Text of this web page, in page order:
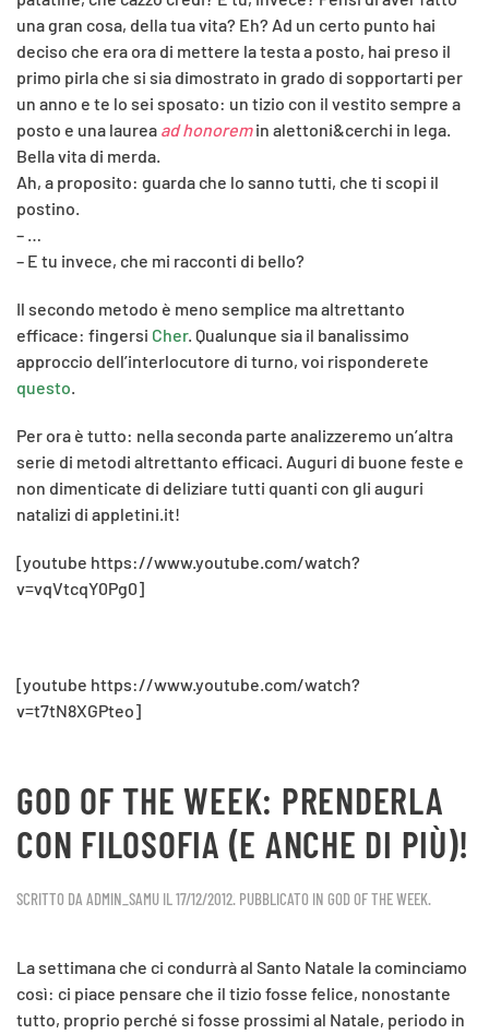
una gran cosa, della tua vita? Eh? Ad un certo punto hai
deciso che era ora di mettere la testa a posto, hai preso il
primo pirla che si sia dimostrato in grado di sopportarti per
un anno e te lo sei sposato: un tizio con il vestito sempre a
posto e una laurea ad honoremin alettoni&cerchi in lega.
Bella vita di merda.
Ah, a proposito: guarda che lo sanno tutti, che ti scopi il
postino.
– …
– E tu invece, che mi racconti di bello?
Il secondo metodo è meno semplice ma altrettanto
efficace: fingersi Cher. Qualunque sia il banalissimo
approccio dell’interlocutore di turno, voi risponderete
questo.
Per ora è tutto: nella seconda parte analizzeremo un’altra
serie di metodi altrettanto efficaci. Auguri di buone feste e
non dimenticate di deliziare tutti quanti con gli auguri
natalizi di appletini.it!
[youtube https://www.youtube.com/watch?
v=vqVtcqY0Pg0]
[youtube https://www.youtube.com/watch?
v=t7tN8XGPteo]
GOD OF THE WEEK: PRENDERLA
CON FILOSOFIA (E ANCHE DI PIÙ)!
SCRITTO DA ADMIN_SAMU IL17/12/2012. PUBBLICATO IN GOD OF THE WEEK.
La settimana che ci condurrà al Santo Natale la cominciamo
così: ci piace pensare che il tizio fosse felice, nonostante
tutto, proprio perché si fosse prossimi al Natale, periodo in